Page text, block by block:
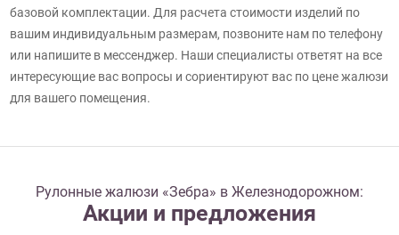
базовой комплектации. Для расчета стоимости изделий по
вашим индивидуальным размерам, позвоните нам по телефону
или напишите в мессенджер. Наши специалисты ответят на все
интересующие вас вопросы и сориентируют вас по цене жалюзи
для вашего помещения.
Рулонные жалюзи «Зебра» в Железнодорожном:
Акции и предложения